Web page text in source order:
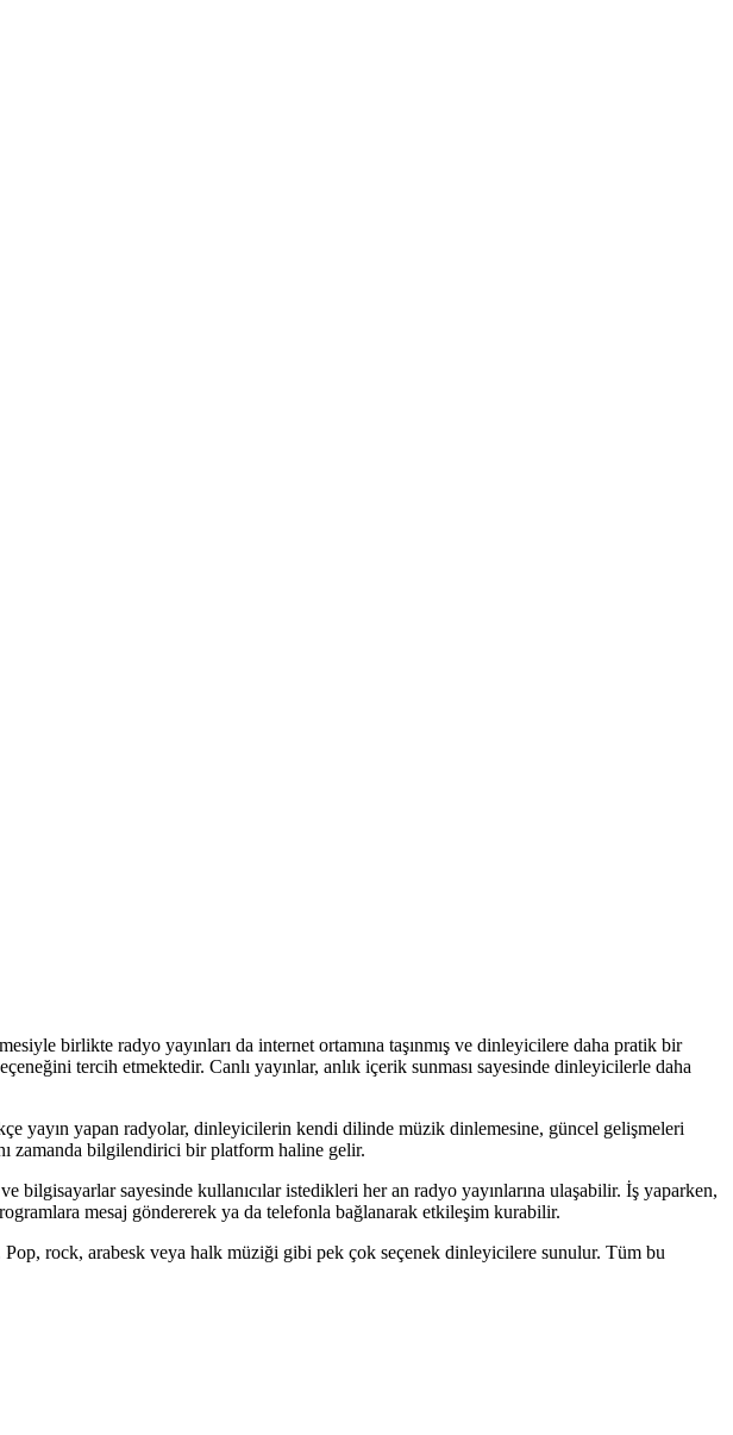
birlikte radyo yayınları da internet ortamına taşınmış ve dinleyicilere daha pratik bir
tercih etmektedir. Canlı yayınlar, anlık içerik sunması sayesinde dinleyicilerle daha
yayın yapan radyolar, dinleyicilerin kendi dilinde müzik dinlemesine, güncel gelişmeleri
zamanda bilgilendirici bir platform haline gelir.
bilgisayarlar sayesinde kullanıcılar istedikleri her an radyo yayınlarına ulaşabilir. İş yaparken,
mesaj göndererek ya da telefonla bağlanarak etkileşim kurabilir.
rock, arabesk veya halk müziği gibi pek çok seçenek dinleyicilere sunulur. Tüm bu